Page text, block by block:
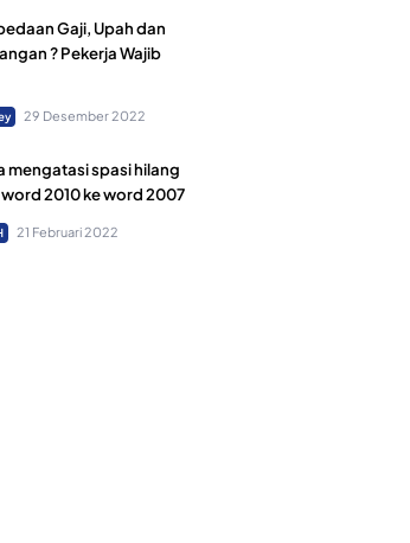
Gaji, Upah dan
? Pekerja Wajib
29 Desember 2022
mengatasi spasi hilang
2010 ke word 2007
21 Februari 2022